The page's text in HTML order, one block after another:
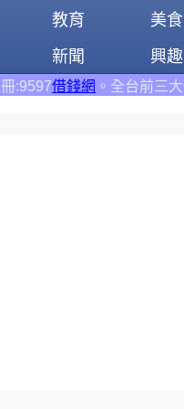
教育 美食
新聞 興趣
前三大借錢網站！